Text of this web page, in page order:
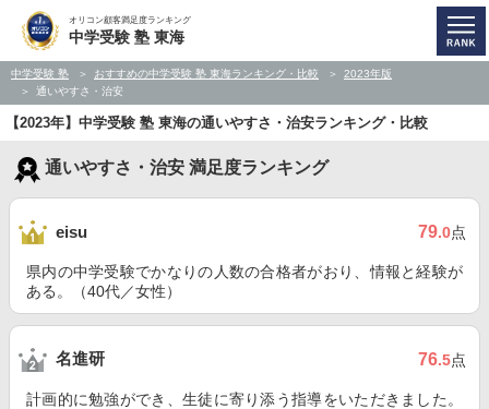
オリコン顧客満足度ランキング
中学受験 塾 東海
中学受験 塾 おすすめの中学受験 塾 東海ランキング・比較
2023年版
通いやすさ・治安
【2023年】中学受験 塾 東海の通いやすさ・治安ランキング・比較
通いやすさ・治安 満足度ランキング
eisu 79.0点
県内の中学受験でかなりの人数の合格者がおり、情報と経験が
ある。（40代／女性）
名進研 76.5点
計画的に勉強ができ、生徒に寄り添う指導をいただきました。